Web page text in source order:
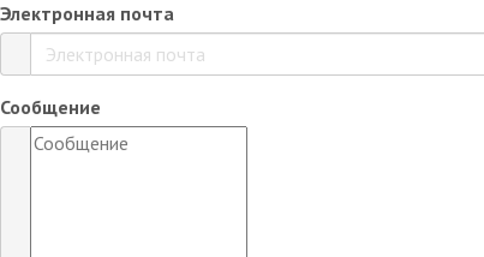
Электронная почта
Сообщение